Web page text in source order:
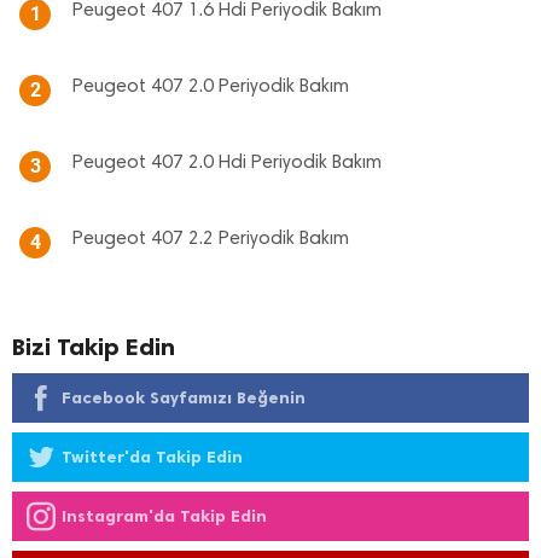
1 Peugeot 407 1.6 Hdi Periyodik Bakım
2 Peugeot 407 2.0 Periyodik Bakım
3 Peugeot 407 2.0 Hdi Periyodik Bakım
4 Peugeot 407 2.2 Periyodik Bakım
Bizi Takip Edin
Facebook Sayfamızı Beğenin
Twitter'da Takip Edin
Instagram'da Takip Edin